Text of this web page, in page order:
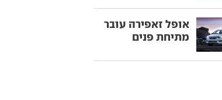
אופל זאפירה עובר
מתיחת פנים